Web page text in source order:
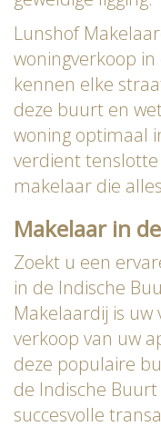
Lunshof
woningverkoop
kennen elke
deze buurt en
woning optimaal
verdient
makelaar die
Makelaar in
Zoekt u een
in de Indische
Makelaardij is
verkoop van uw
deze populaire
de Indische
succesvolle